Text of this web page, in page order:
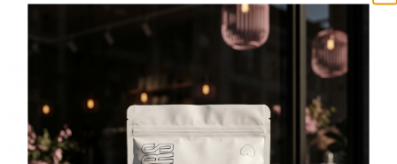
Лист із посиланням для скидання пароля було надіслано на
адресу електронної пошти, прив'язану до вашого облікового
запису, доставка повідомлення може зайняти кілька хвилин.
Будь ласка, зачекайте щонайменше 10 хвилин, перш ніж
ініціювати ще один запит.
Акаунт створено
Для завершення реєстрації, перейдіть за посиланням у листі,